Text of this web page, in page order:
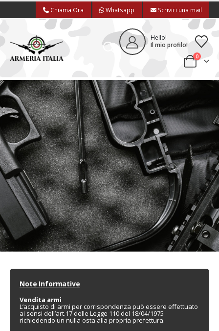
Chiama Ora Whatsapp Scrivici una mail
Hello!
Il mio profilo!
0
Note Informative
Vendita armi
L’acquisto di armi per corrispondenza può essere effettuato
ai sensi dell’art.17 delle Legge 110 del 18/04/1975
richiedendo un nulla osta alla propria prefettura.